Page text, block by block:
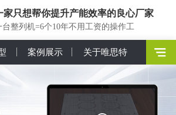
家只想帮你提升产能效率的良心厂家
台整列机=6个10年不用工资的操作工
案例展示 关于唯思特